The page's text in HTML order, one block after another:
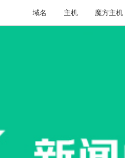
域名 主机 魔方主机